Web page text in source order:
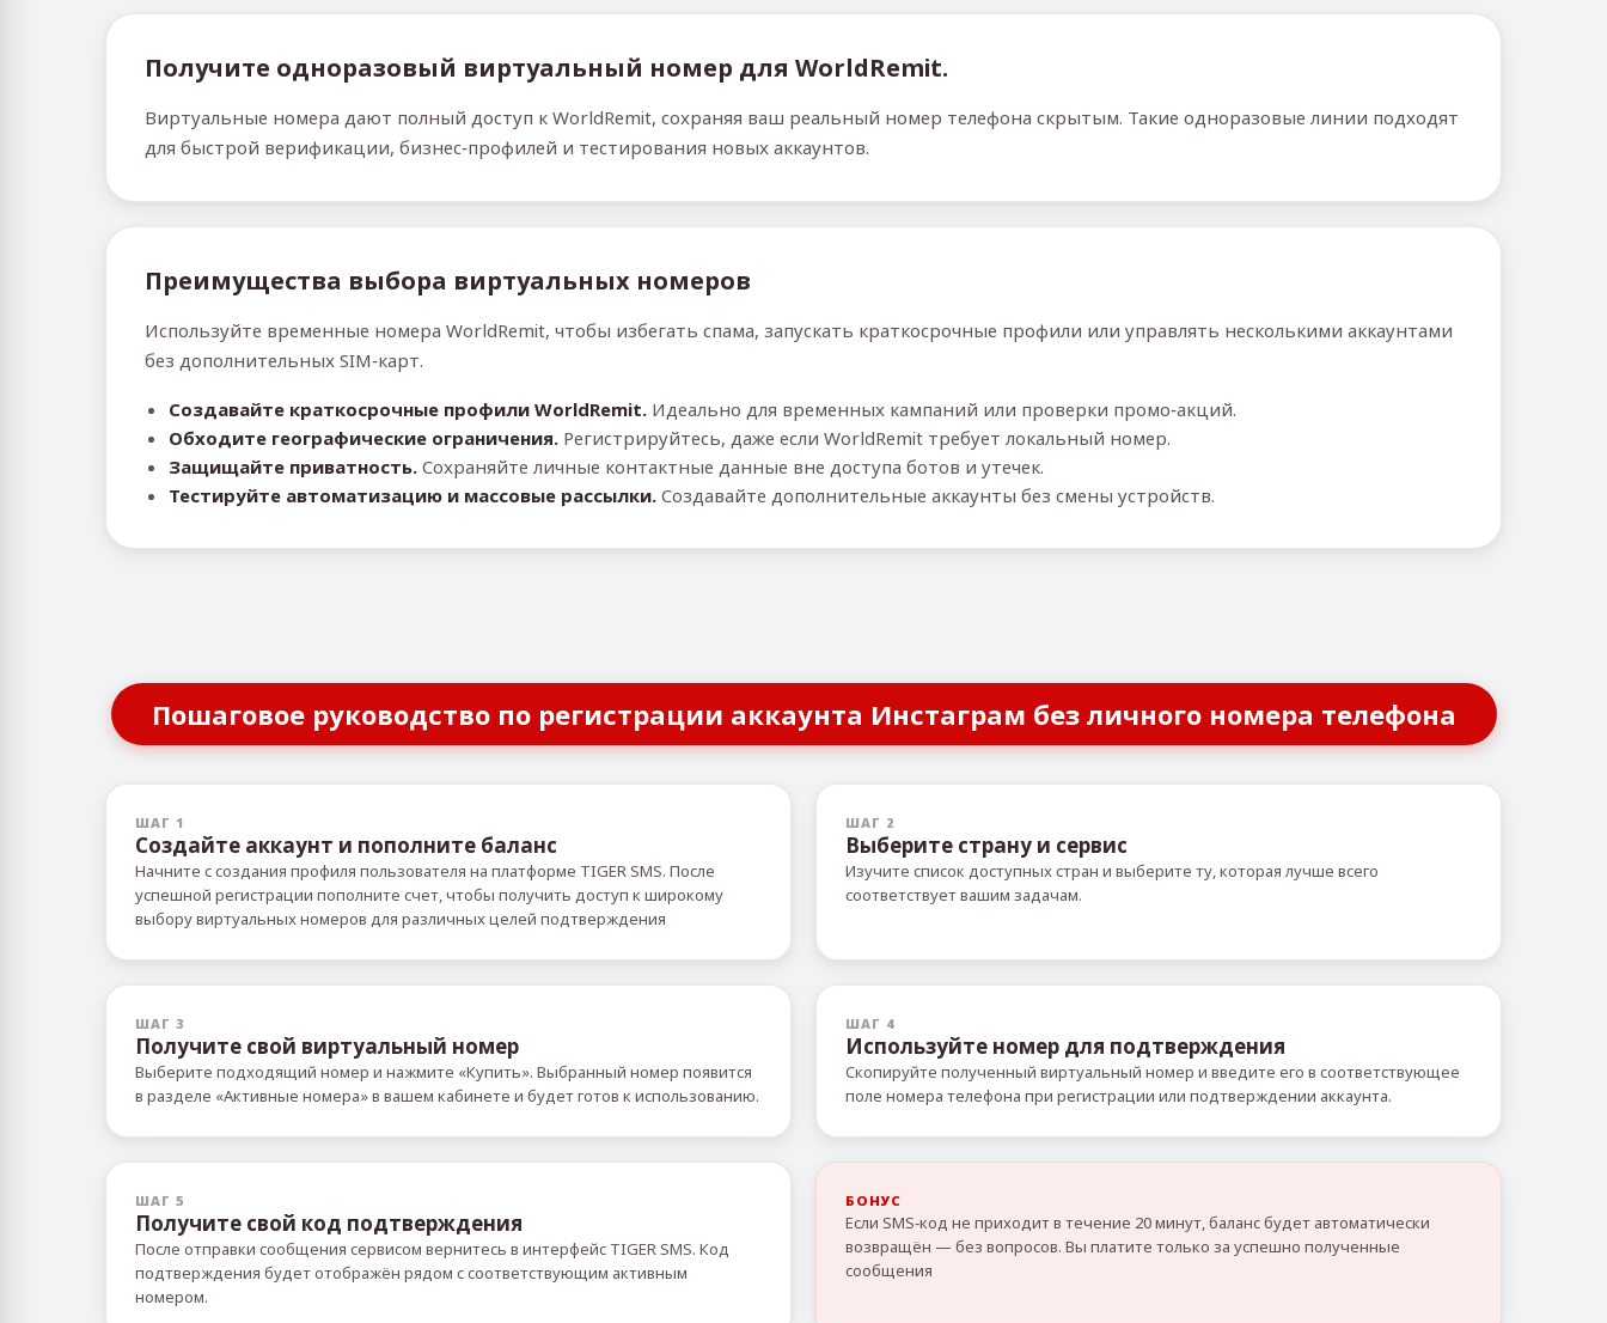
Получите одноразовый виртуальный номер для WorldRemit.
Виртуальные номера дают полный доступ к WorldRemit, сохраняя ваш реальный номер телефона скрытым. Такие одноразовые линии подходят
для быстрой верификации, бизнес‑профилей и тестирования новых аккаунтов.
Преимущества выбора виртуальных номеров
Используйте временные номера WorldRemit, чтобы избегать спама, запускать краткосрочные профили или управлять несколькими аккаунтами
без дополнительных SIM‑карт.
Создавайте краткосрочные профили WorldRemit. Идеально для временных кампаний или проверки промо‑акций.
Обходите географические ограничения. Регистрируйтесь, даже если WorldRemit требует локальный номер.
Защищайте приватность. Сохраняйте личные контактные данные вне доступа ботов и утечек.
Тестируйте автоматизацию и массовые рассылки. Создавайте дополнительные аккаунты без смены устройств.
Пошаговое руководство по регистрации аккаунта Инстаграм без личного номера телефона
ШАГ 1
Создайте аккаунт и пополните баланс
Начните с создания профиля пользователя на платформе TIGER SMS. После
успешной регистрации пополните счет, чтобы получить доступ к широкому
выбору виртуальных номеров для различных целей подтверждения
ШАГ 2
Выберите страну и сервис
Изучите список доступных стран и выберите ту, которая лучше всего
соответствует вашим задачам.
ШАГ 3
Получите свой виртуальный номер
Выберите подходящий номер и нажмите «Купить». Выбранный номер появится
в разделе «Активные номера» в вашем кабинете и будет готов к использованию.
ШАГ 4
Используйте номер для подтверждения
Скопируйте полученный виртуальный номер и введите его в соответствующее
поле номера телефона при регистрации или подтверждении аккаунта.
ШАГ 5
Получите свой код подтверждения
После отправки сообщения сервисом вернитесь в интерфейс TIGER SMS. Код
подтверждения будет отображён рядом с соответствующим активным
номером.
БОНУС
Если SMS‑код не приходит в течение 20 минут, баланс будет автоматически
возвращён — без вопросов. Вы платите только за успешно полученные
сообщения